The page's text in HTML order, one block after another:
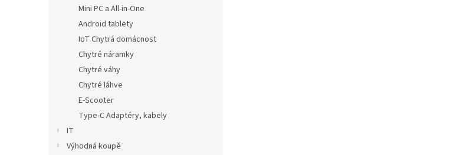
Mini PC a All-in-One
Android tablety
IoT Chytrá domácnost
Chytré náramky
Chytré váhy
Chytré láhve
E-Scooter
Type-C Adaptéry, kabely
IT
Výhodná koupě